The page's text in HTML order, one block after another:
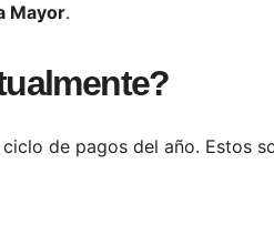
Mayor.
de pagos del año. Estos